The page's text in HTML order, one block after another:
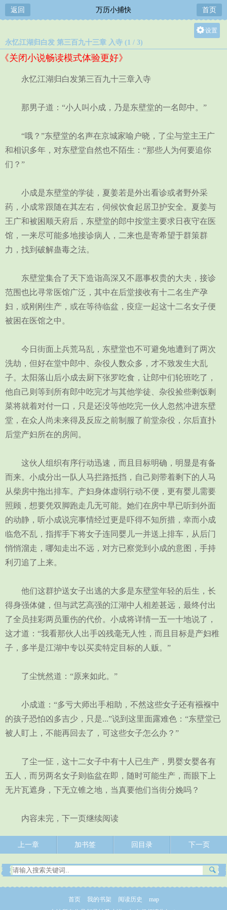
返回 万历小捕快 首页
设置
永忆江湖归白发 第三百九十三章 入寺 (1 / 3)
《关闭小说畅读模式体验更好》
永忆江湖归白发第三百九十三章入寺
那男子道：“小人叫小成，乃是东壁堂的一名郎中。”
“哦？”东壁堂的名声在京城家喻户晓，了尘与堂主王广
和相识多年，对东壁堂自然也不陌生：“那些人为何要追你
们？”
小成是东壁堂的学徒，夏姜若是外出看诊或者野外采
药，小成常跟随在其左右，伺候饮食起居卫护安全。夏姜与
王广和被困顺天府后，东壁堂的郎中按堂主要求日夜守在医
馆，一来尽可能多地接诊病人，二来也是寄希望于群策群
力，找到破解蛊毒之法。
东壁堂集合了天下造诣高深又不愿事权贵的大夫，接诊
范围也比寻常医馆广泛，其中在后堂接收有十二名生产孕
妇，或刚刚生产，或在等待临盆，疫症一起这十二名女子便
被困在医馆之中。
今日街面上兵荒马乱，东壁堂也不可避免地遭到了两次
洗劫，但好在堂中郎中、杂役人数众多，才不致发生大乱
子。太阳落山后小成去厨下张罗吃食，让郎中们轮班吃了，
他自己则等到所有郎中吃完才与其他学徒、杂役捡些剩饭剩
菜将就着对付一口，只是还没等他吃完一伙人忽然冲进东壁
堂，在众人尚未来得及反应之前制服了前堂杂役，尔后直扑
后堂产妇所在的房间。
这伙人组织有序行动迅速，而且目标明确，明显是有备
而来。小成分出一队人马拦路抵挡，自己则带着剩下的人马
从柴房中拖出排车。产妇身体虚弱行动不便，更有婴儿需要
照顾，想要凭双脚跑走几无可能。她们在房中早已听到外面
的动静，听小成说完事情经过更是吓得不知所措，幸而小成
临危不乱，指挥手下将女子连同婴儿一并送上排车，从后门
悄悄溜走，哪知走出不远，对方已察觉到小成的意图，手持
利刃追了上来。
他们这群护送女子出逃的大多是东壁堂年轻的后生，长
得身强体健，但与武艺高强的江湖中人相差甚远，最终付出
了全员挂彩两员重伤的代价。小成将详情一五一十地说了，
这才道：“我看那伙人出手凶残毫无人性，而且目标是产妇稚
子，多半是江湖中专以买卖特定目标的人贩。”
了尘恍然道：“原来如此。”
小成道：“多亏大师出手相助，不然这些女子还有襁褓中
的孩子恐怕凶多吉少，只是...”说到这里面露难色：“东壁堂已
被人盯上，不能再回去了，可这些女子怎么办？”
了尘一怔，这十二女子中有十人已生产，男婴女婴各有
五人，而另两名女子则临盆在即，随时可能生产，而眼下上
无片瓦遮身，下无立锥之地，当真要他们当街分娩吗？
内容未完，下一页继续阅读
上一章 加书签 回目录 下一页
首页 我的书架 阅读历史
map